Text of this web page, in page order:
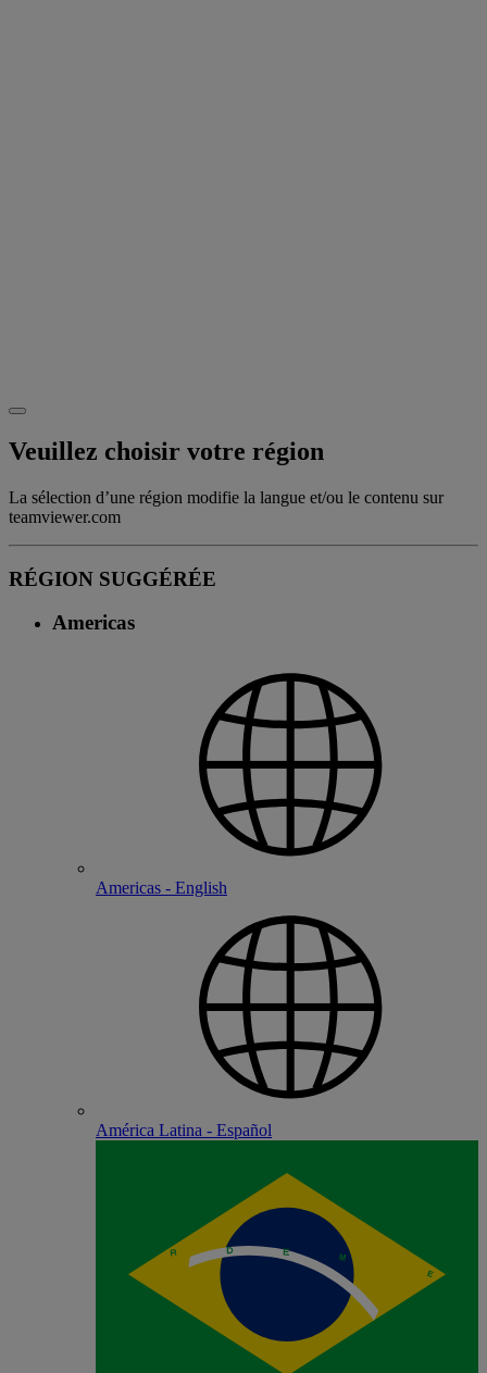
Veuillez choisir votre région
La sélection d’une région modifie la langue et/ou le contenu sur
teamviewer.com
RÉGION SUGGÉRÉE
Americas
Americas - English
América Latina - Español